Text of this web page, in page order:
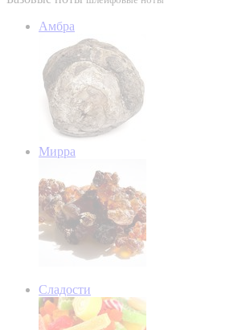
Амбра
Мирра
Сладости